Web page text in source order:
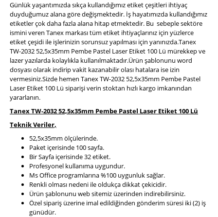
Günlük yaşantımızda sıkça kullandığımız etiket çeşitleri ihtiyaç
duyduğumuz alana göre değişmektedir. İş hayatımızda kullandığımız
etiketler çok daha fazla alana hitap etmektedir. Bu sebeple sektöre
ismini veren Tanex markası tüm etiket ihtiyaçlarınız için yüzlerce
etiket çeşidi ile işlerinizin sorunsuz yapılması için yanınızda.Tanex
TW-2032 52,5x35mm Pembe Pastel Laser Etiket 100 Lü mürekkep ve
lazer yazılarda kolaylıkla kullanılmaktadır.Ürün şablonunu word
dosyası olarak indirip vakit kazanabilir olası hatalara ise izin
vermesiniz.Sizde hemen Tanex TW-2032 52,5x35mm Pembe Pastel
Laser Etiket 100 Lü siparişi verin stoktan hızlı kargo imkanından
yararlanın.
Tanex TW-2032 52,5x35mm Pembe Pastel Laser Etiket 100 Lü
Teknik Veriler,
52,5x35mm ölçülerinde.
Paket içerisinde 100 sayfa.
Bir Sayfa içerisinde 32 etiket.
Profesyonel kullanıma uygundur.
Ms Office programlarına %100 uygunluk sağlar.
Renkli olması nedeni ile oldukça dikkat çekicidir.
Ürün şablonunu web sitemiz üzerinden indirebilirsiniz.
Özel sipariş üzerine imal edildiğinden gönderim süresi iki (2) iş
günüdür.